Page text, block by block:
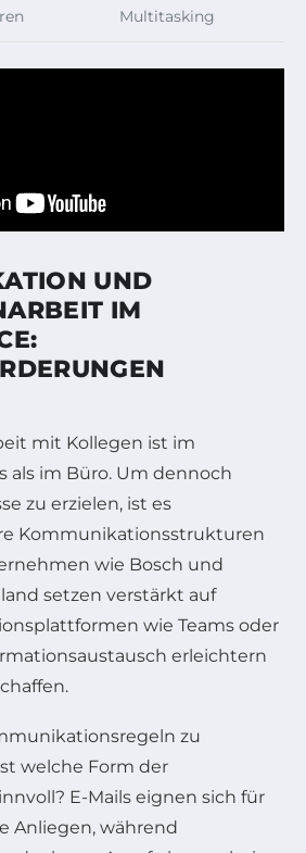
Multitasking
UND
IM
mit Kollegen ist im
als im Büro. Um dennoch
zu erzielen, ist es
Kommunikationsstrukturen
wie Bosch und
setzen verstärkt auf
wie Teams oder
erleichtern
zu
welche Form der
E-Mails eignen sich für
Anliegen, während